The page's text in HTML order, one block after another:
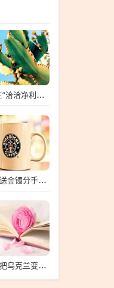
“瓜子大王”洽洽净利暴跌7成
男子七夕送金镯分手后要女友还钱
欧盟：将把乌克兰变成“钢铁豪猪”